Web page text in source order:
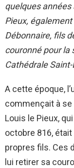
quelques années
Pieux,
Débonnaire, fils
couronné pour la
Cathédrale
A cette époque,
commençait à se
Louis le Pieux,
octobre 816,
propres fils. Ces
lui retirer sa